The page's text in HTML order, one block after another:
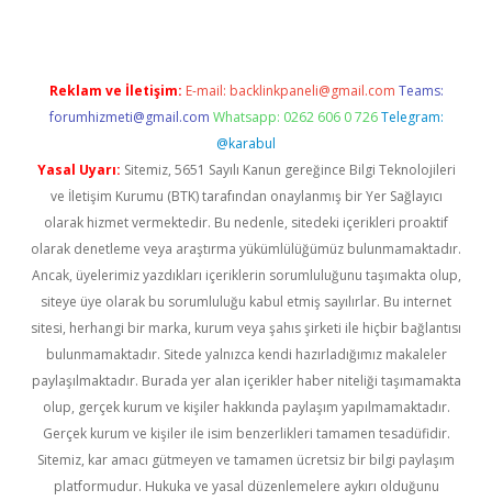
Reklam ve İletişim: E-mail: backlinkpaneli@gmail.com Teams:
forumhizmeti@gmail.com Whatsapp: 0262 606 0 726 Telegram:
@karabul
Yasal Uyarı: Sitemiz, 5651 Sayılı Kanun gereğince Bilgi Teknolojileri
ve İletişim Kurumu (BTK) tarafından onaylanmış bir Yer Sağlayıcı
olarak hizmet vermektedir. Bu nedenle, sitedeki içerikleri proaktif
olarak denetleme veya araştırma yükümlülüğümüz bulunmamaktadır.
Ancak, üyelerimiz yazdıkları içeriklerin sorumluluğunu taşımakta olup,
siteye üye olarak bu sorumluluğu kabul etmiş sayılırlar. Bu internet
sitesi, herhangi bir marka, kurum veya şahıs şirketi ile hiçbir bağlantısı
bulunmamaktadır. Sitede yalnızca kendi hazırladığımız makaleler
paylaşılmaktadır. Burada yer alan içerikler haber niteliği taşımamakta
olup, gerçek kurum ve kişiler hakkında paylaşım yapılmamaktadır.
Gerçek kurum ve kişiler ile isim benzerlikleri tamamen tesadüfidir.
Sitemiz, kar amacı gütmeyen ve tamamen ücretsiz bir bilgi paylaşım
platformudur. Hukuka ve yasal düzenlemelere aykırı olduğunu